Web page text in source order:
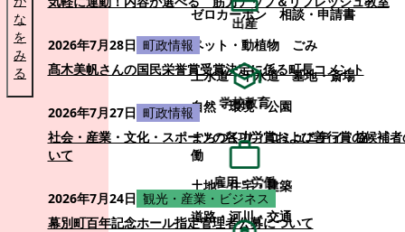
な
を
み
る
ゼロカーボン
相談・申請書
ペット・動植物
ごみ
上水道・下水道
墓地・斎場
自然・環境・公園
まちづくり・コミュニティ・協
働
土地・住宅・建築
道路・河川・交通
2026年7月28日 町政情報
髙木美帆さんの国民栄誉賞受賞決定に係る町長コメント
2026年7月27日 町政情報
社会・産業・文化・スポーツの各功労賞および善行賞の候補
いて
2026年7月24日 観光・産業・ビジネス
幕別町百年記念ホール指定管理者公募について
出産
学校教育
雇用・労働